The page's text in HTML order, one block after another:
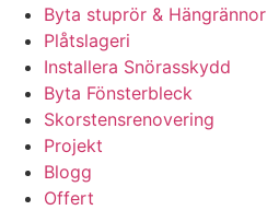
Byta stuprör & Hängrännor
Plåtslageri
Installera Snörasskydd
Byta Fönsterbleck
Skorstensrenovering
Projekt
Blogg
Offert